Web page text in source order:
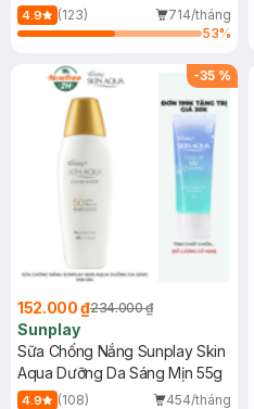
4.9 (123)
714/tháng
53%
-35 %
152.000 ₫234.000 ₫
Sunplay
Sữa Chống Nắng Sunplay Skin
Aqua Dưỡng Da Sáng Mịn 55g
4.9 (108)
454/tháng